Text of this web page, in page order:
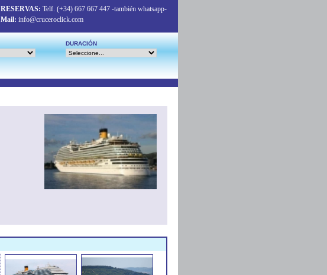
RESERVAS: Telf. (+34) 667 667 447 -también whatsapp-
Mail: info@cruceroclick.com
DURACIÓN